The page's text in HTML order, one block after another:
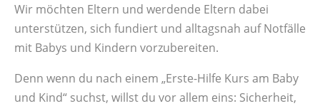
Wir möchten Eltern und werdende Eltern dabei
unterstützen, sich fundiert und alltagsnah auf Notfälle
mit Babys und Kindern vorzubereiten.
Denn wenn du nach einem „Erste-Hilfe Kurs am Baby
und Kind“ suchst, willst du vor allem eins: Sicherheit,